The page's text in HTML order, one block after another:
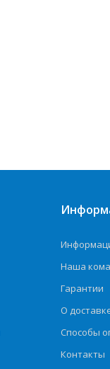
Наша
Гарантии
О
Способы
Контакты